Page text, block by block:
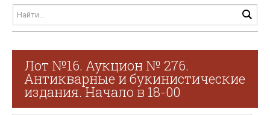
Лот №16. Аукцион № 276.
Антикварные и букинистические
издания. Начало в 18-00